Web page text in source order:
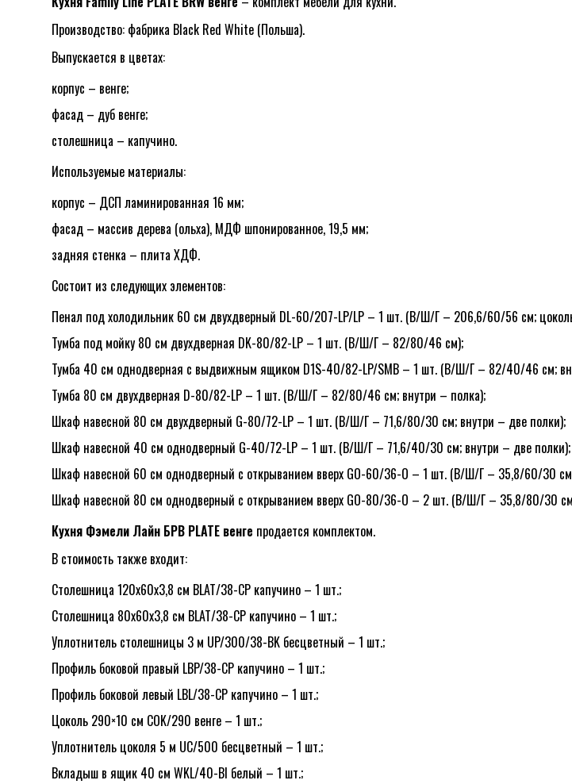
Производство: фабрика Black Red White (Польша).
Выпускается в цветах:
корпус – венге;
фасад – дуб венге;
столешница – капучино.
Используемые материалы:
корпус – ДСП ламинированная 16 мм;
фасад – массив дерева (ольха), МДФ шпонированное, 19,5 мм;
задняя стенка – плита ХДФ.
Состоит из следующих элементов:
Пенал под холодильник 60 см двухдверный DL-60/207-LP/LP – 1 шт. (В/Ш/Г – 206,6/60/56 см;
Тумба под мойку 80 см двухдверная DK-80/82-LP – 1 шт. (В/Ш/Г – 82/80/46 см);
Тумба 40 см однодверная с выдвижным ящиком D1S-40/82-LP/SMB – 1 шт. (В/Ш/Г – 82/40/46 см;
Тумба 80 см двухдверная D-80/82-LP – 1 шт. (В/Ш/Г – 82/80/46 см; внутри – полка);
Шкаф навесной 80 см двухдверный G-80/72-LP – 1 шт. (В/Ш/Г – 71,6/80/30 см; внутри – две полки);
Шкаф навесной 40 см однодверный G-40/72-LP – 1 шт. (В/Ш/Г – 71,6/40/30 см; внутри – две полки);
Шкаф навесной 60 см однодверный с открыванием вверх GO-60/36-O – 1 шт. (В/Ш/Г – 35,8/60/30
Шкаф навесной 80 см однодверный с открыванием вверх GO-80/36-O – 2 шт. (В/Ш/Г – 35,8/80/30
Кухня Фэмели Лайн БРВ PLATE венге продается комплектом.
В стоимость также входит:
Столешница 120x60x3,8 см BLAT/38-CP капучино – 1 шт.;
Столешница 80x60x3,8 см BLAT/38-CP капучино – 1 шт.;
Уплотнитель столешницы 3 м UP/300/38-BK бесцветный – 1 шт.;
Профиль боковой правый LBP/38-CP капучино – 1 шт.;
Профиль боковой левый LBL/38-CP капучино – 1 шт.;
Цоколь 290×10 см COK/290 венге – 1 шт.;
Уплотнитель цоколя 5 м UC/500 бесцветный – 1 шт.;
Вкладыш в ящик 40 см WKL/40-BI белый – 1 шт.;
LEAVE A REPLY
Name*
Email*